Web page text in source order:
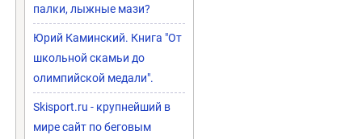
палки, лыжные мази?
Юрий Каминский. Книга "От
школьной скамьи до
олимпийской медали".
Skisport.ru - крупнейший в
мире сайт по беговым